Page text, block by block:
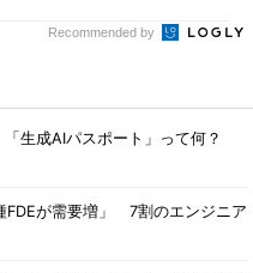
Recommended by
生成AIパスポート」って何？
FDEが需要増」 7割のエンジニア